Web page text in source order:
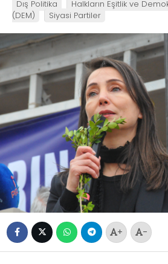
Dış Politika
Halkların Eşitlik ve
(DEM)
Siyasi Partiler
+ -